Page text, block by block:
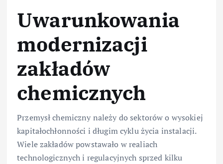
Uwarunkowania
modernizacji
zakładów
chemicznych
Przemysł chemiczny należy do sektorów o wysokiej
kapitałochłonności i długim cyklu życia instalacji.
Wiele zakładów powstawało w realiach
technologicznych i regulacyjnych sprzed kilku